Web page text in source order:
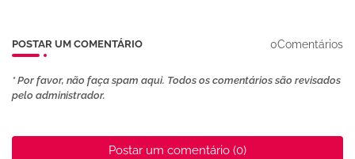
POSTAR UM COMENTÁRIO 0Comentários
* Por favor, não faça spam aqui. Todos os comentários são revisados ​​
pelo administrador.
Postar um comentário (0)